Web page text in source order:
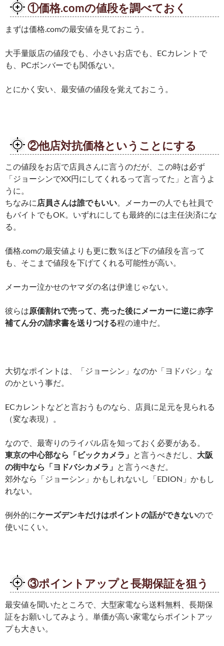
①価格.comの値段を調べておく
まずは価格.comの最安値を見ておこう。
大手量販店の値段でも、小さいお店でも、ECカレントで
も、PCボンバーでも関係ない。
とにかく安い、最安値の値段を覚えておこう。
②他店対抗価格ということにする
この値段をお店で店員さんに言うのだが、この時は必ず
「ジョーシンでXX円にしてくれるって言ってた」と言うよ
うに。
ちなみに 店員さんは誰でもいい。メーカーの人でも社員で
もバイトでもOK。いずれにしても最終的には主任決済にな
る。
価格.comの最安値よりも更に数％ほど下の値段を言って
も、そこまで値段を下げてくれる可能性が高い。
メーカー泣かせのヤマダの名は伊達じゃない。
彼らは原価割れで売って、売った後にメーカーに逆に赤字
補てん分の請求書を送りつける程の連中だ。
大切なポイントは、「ジョーシン」なのか「ヨドバシ」な
のかという事だ。
ECカレントなどと言おうものなら、店員に足元を見られる
（変な表現）。
なので、最寄りのライバル店を知っておく必要がある。
東京の中心部なら「ビックカメラ」 と言うべきだし、 大阪
の街中なら「ヨドバシカメラ」 と言うべきだ。
郊外なら「ジョーシン」かもしれないし「EDION」かもし
れない。
例外的にケーズデンキだけはポイントの話ができないので
使いにくい。
③ポイントアップと長期保証を狙う
最安値を聞いたところで、大型家電なら送料無料、長期保
証をお願いしてみよう。単価が高い家電ならポイントアッ
プも大きい。